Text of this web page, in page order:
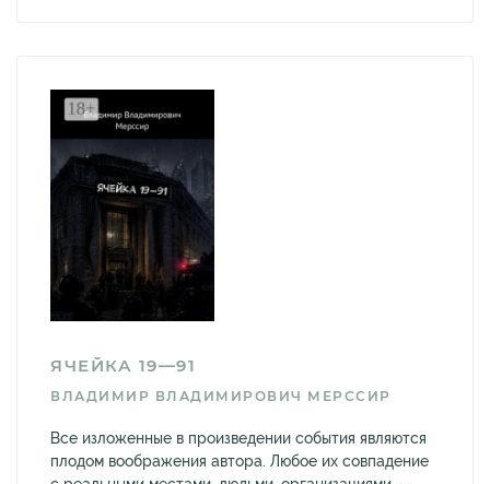
ЯЧЕЙКА 19—91
ВЛАДИМИР ВЛАДИМИРОВИЧ МЕРССИР
Все изложенные в произведении события являются
плодом воображения автора. Любое их совпадение